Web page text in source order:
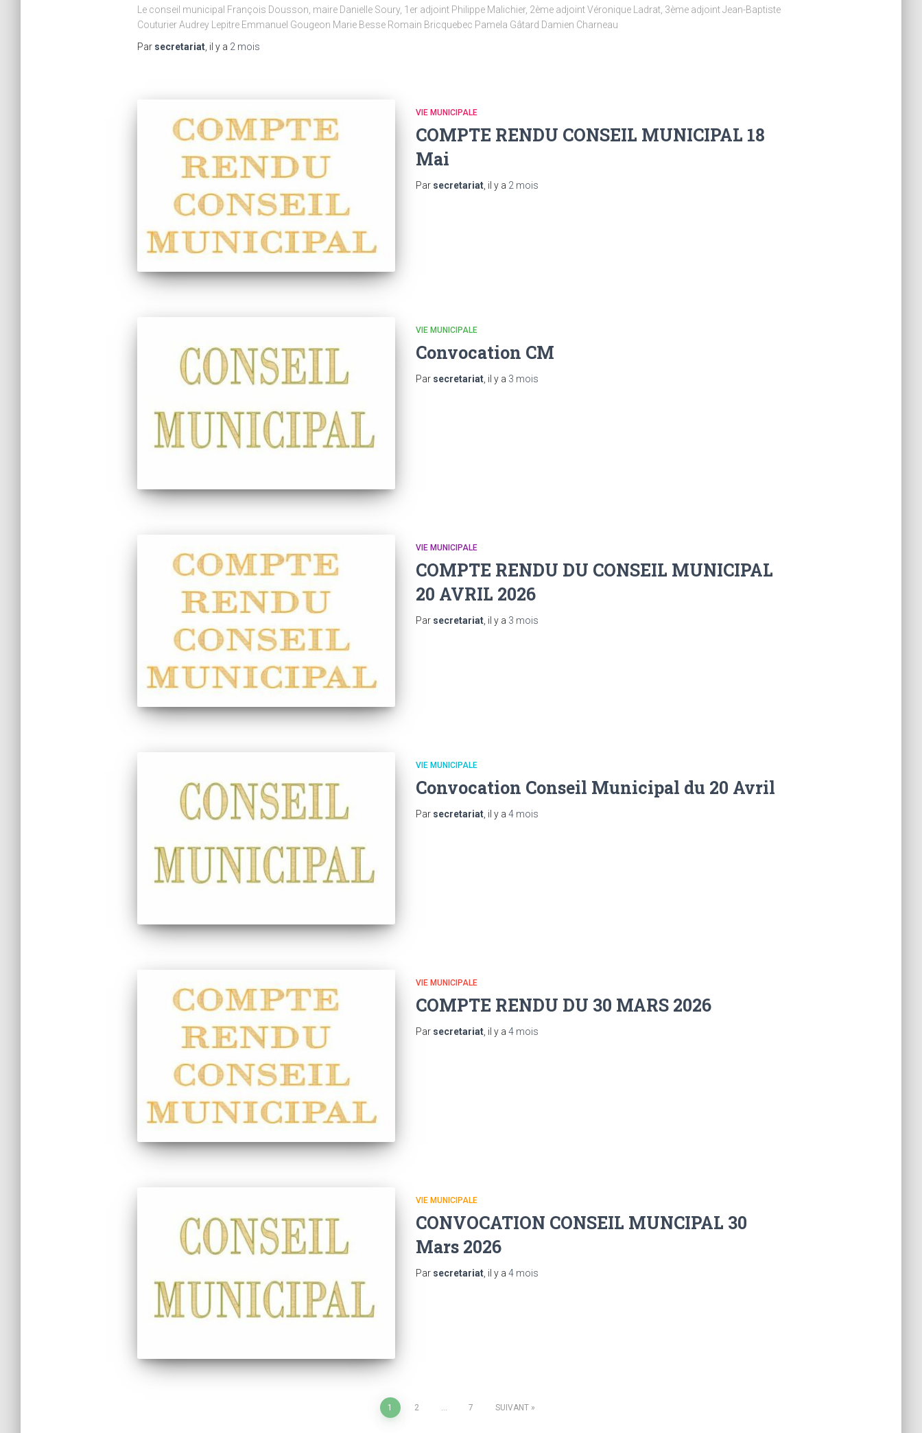
Le conseil municipal François Dousson, maire Danielle Soury, 1er adjoint Philippe Malichier, 2ème adjoint Véronique Ladrat, 3ème adjoint Jean-Baptiste
Couturier Audrey Lepitre Emmanuel Gougeon Marie Besse Romain Bricquebec Pamela Gâtard Damien Charneau
Par secretariat, il y a 2 mois
VIE MUNICIPALE
COMPTE RENDU CONSEIL MUNICIPAL 18
Mai
Par secretariat, il y a 2 mois
VIE MUNICIPALE
Convocation CM
Par secretariat, il y a 3 mois
VIE MUNICIPALE
COMPTE RENDU DU CONSEIL MUNICIPAL
20 AVRIL 2026
Par secretariat, il y a 3 mois
VIE MUNICIPALE
Convocation Conseil Municipal du 20 Avril
Par secretariat, il y a 4 mois
VIE MUNICIPALE
COMPTE RENDU DU 30 MARS 2026
Par secretariat, il y a 4 mois
VIE MUNICIPALE
CONVOCATION CONSEIL MUNCIPAL 30
Mars 2026
Par secretariat, il y a 4 mois
1 2 … 7 SUIVANT